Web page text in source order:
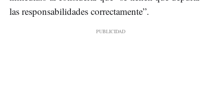
las responsabilidades correctamente”.